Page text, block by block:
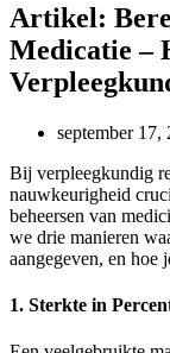
Artikel:
Medicatie –
september 17,
Bij verpleegkundig
nauwkeurigheid
beheersen van
we drie manieren
aangegeven, en hoe
1. Sterkte in